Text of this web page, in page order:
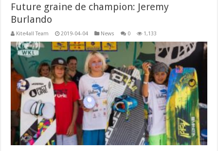
Future graine de champion: Jeremy
Burlando
Kite4all Team 2019-04-04 News 0 1,133